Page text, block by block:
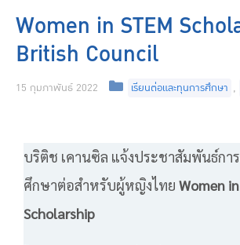
Women in STEM
British Council
15 กุมภาพันธ์ 2022 เรียนต่อและทุนการศึกษา ,
บริติช เคานซิล แจ้งประชาสัมพันธ์กา
ศึกษาต่อสำหรับผู้หญิงไทย Women
Scholarship